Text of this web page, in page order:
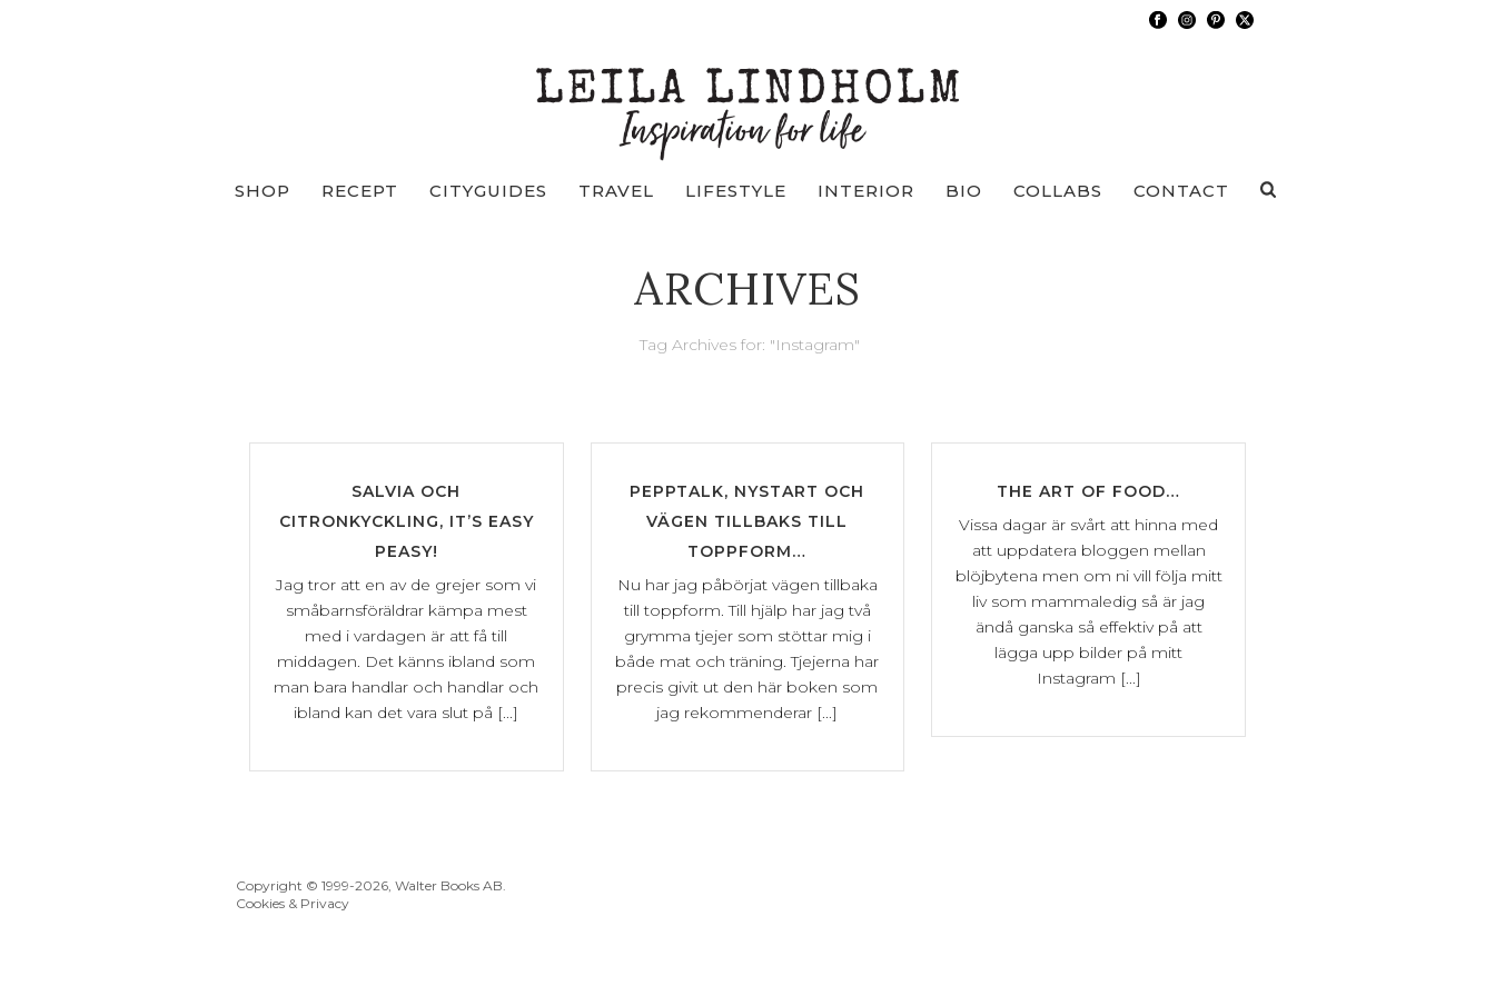
SHOP RECEPT CITYGUIDES TRAVEL LIFESTYLE INTERIOR BIO COLLABS CONTACT
ARCHIVES
Tag Archives for: "Instagram"
SALVIA OCH
CITRONKYCKLING, IT’S EASY
PEASY!
Jag tror att en av de grejer som vi
småbarnsföräldrar kämpa mest
med i vardagen är att få till
middagen. Det känns ibland som
man bara handlar och handlar och
ibland kan det vara slut på [...]
PEPPTALK, NYSTART OCH
VÄGEN TILLBAKS TILL
TOPPFORM…
Nu har jag påbörjat vägen tillbaka
till toppform. Till hjälp har jag två
grymma tjejer som stöttar mig i
både mat och träning. Tjejerna har
precis givit ut den här boken som
jag rekommenderar [...]
THE ART OF FOOD…
Vissa dagar är svårt att hinna med
att uppdatera bloggen mellan
blöjbytena men om ni vill följa mitt
liv som mammaledig så är jag
ändå ganska så effektiv på att
lägga upp bilder på mitt
Instagram [...]
Copyright © 1999-2026, Walter Books AB.
Cookies & Privacy